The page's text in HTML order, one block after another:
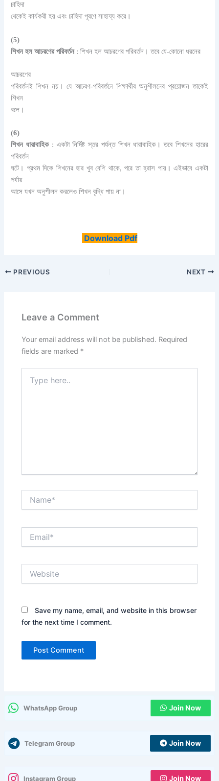
চাহিদা
থেকেই কার্যকরী হয় এবং চাহিদা পূরণে সাহায্য করে।
(5)
শিখন হল আচরণের পরিবর্তন: শিখন হল আচরণের পরিবর্তন। তবে যে-কোনো ধরনের
আচরণের
পরিবর্তনই শিখন নয়। যে আচরণ-পরিবর্তনে শিক্ষার্থীর অনুশীলনের প্রয়ােজন তাকেই
শিখন
বলে।
(6)
শিখন ধারাবাহিক : একটা নির্দিষ্ট স্তর পর্যন্ত শিখন ধারাবাহিক। তবে শিখনের হারের
পরিবর্তন
ঘটে। প্রথম দিকে শিখনের হার খুব বেশি থাকে, পরে তা হ্রাস পায়। এইভাবে একটা
পর্যায়
আসে যখন অনুশীলন করলেও শিখন বৃদ্ধি পায় না।
Download Pdf
PREVIOUS NEXT
Leave a Comment
Your email address will not be published. Required
fields are marked *
here..
Save my name, email, and website in this browser
for the next time I comment.
WhatsApp Group Join Now
Telegram Group Join Now
Instagram Group Join Now